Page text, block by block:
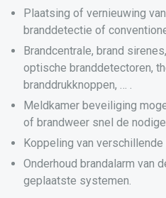
Plaatsing of vernieuwing
branddetectie of
Brandcentrale, brand
optische branddetectoren,
branddrukknoppen, … .
Meldkamer beveiliging
of brandweer snel de
Koppeling van
Onderhoud brandalarm van
geplaatste systemen.